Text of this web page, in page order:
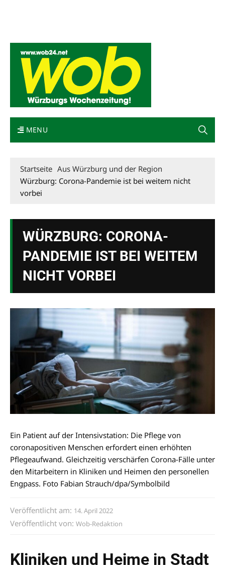
MENU
Startseite Aus Würzburg und der Region
Würzburg: Corona-Pandemie ist bei weitem nicht
vorbei
WÜRZBURG: CORONA-
PANDEMIE IST BEI WEITEM
NICHT VORBEI
Ein Patient auf der Intensivstation: Die Pflege von
coronapositiven Menschen erfordert einen erhöhten
Pflegeaufwand. Gleichzeitig verschärfen Corona-Fälle unter
den Mitarbeitern in Kliniken und Heimen den personellen
Engpass. Foto Fabian Strauch/dpa/Symbolbild
Veröffentlicht am: 14. April 2022
Veröffentlicht von: Wob-Redaktion
Kliniken und Heime in Stadt